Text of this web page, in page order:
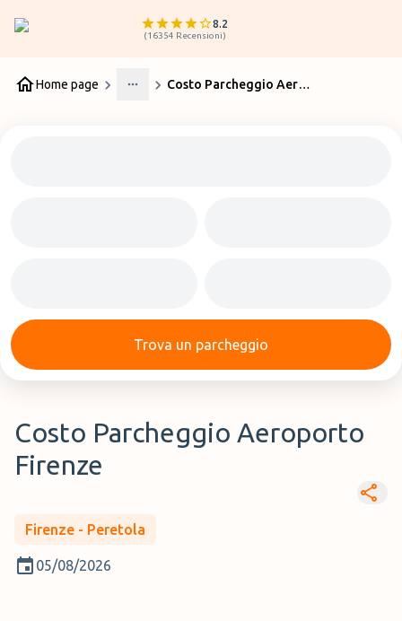
8.2
(16354 Recensioni)
Home page
More
Costo Parcheggio Aeroporto Firenze
Trova un parcheggio
Costo Parcheggio Aeroporto
Firenze
Firenze - Peretola
05/08/2026